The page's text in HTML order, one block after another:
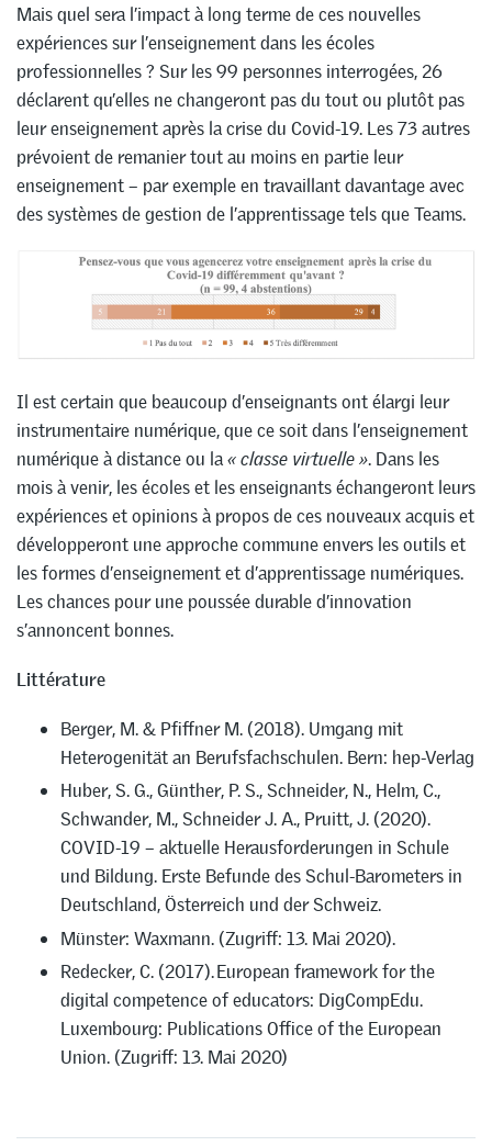
Mais quel sera l’impact à long terme de ces nouvelles
expériences sur l’enseignement dans les écoles
professionnelles ? Sur les 99 personnes interrogées, 26
déclarent qu’elles ne changeront pas du tout ou plutôt pas
leur enseignement après la crise du Covid-19. Les 73 autres
prévoient de remanier tout au moins en partie leur
enseignement – par exemple en travaillant davantage avec
des systèmes de gestion de l’apprentissage tels que Teams.
Il est certain que beaucoup d’enseignants ont élargi leur
instrumentaire numérique, que ce soit dans l’enseignement
numérique à distance ou la« classe virtuelle ». Dans les
mois à venir, les écoles et les enseignants échangeront leurs
expériences et opinions à propos de ces nouveaux acquis et
développeront une approche commune envers les outils et
les formes d’enseignement et d’apprentissage numériques.
Les chances pour une poussée durable d’innovation
s’annoncent bonnes.
Littérature
Berger, M. & Pfiffner M. (2018). Umgang mit
Heterogenität an Berufsfachschulen. Bern: hep-Verlag
Huber, S. G., Günther, P. S., Schneider, N., Helm, C.,
Schwander, M., Schneider J. A., Pruitt, J. (2020).
COVID-19 – aktuelle Herausforderungen in Schule
und Bildung. Erste Befunde des Schul-Barometers in
Deutschland, Österreich und der Schweiz.
Münster: Waxmann. (Zugriff: 13. Mai 2020).
Redecker, C. (2017). European framework for the
digital competence of educators: DigCompEdu.
Luxembourg: Publications Office of the European
Union. (Zugriff: 13. Mai 2020)